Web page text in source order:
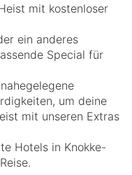
mit kostenloser
ein anderes
Special für
um deine
mit unseren Extras
Hotels in Knokke-